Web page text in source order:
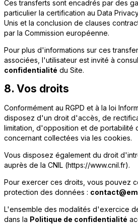
Ces transferts sont encadrés par des
particulier la certification au Data
Unis et la conclusion de clauses
par la Commission européenne.
Pour plus d'informations sur ces
associées, l'utilisateur est invité à
confidentialité du Site.
8. Vos droits
Conformément au RGPD et à la loi
disposez d'un droit d'accès, de
limitation, d'opposition et de portabilité
concernant collectées via les cookies.
Vous disposez également du droit
auprès de la CNIL (https://www.cnil.fr).
Pour exercer ces droits, vous pouvez
protection des données :
L'ensemble des modalités d'exercice
dans la Politique de confidentialité